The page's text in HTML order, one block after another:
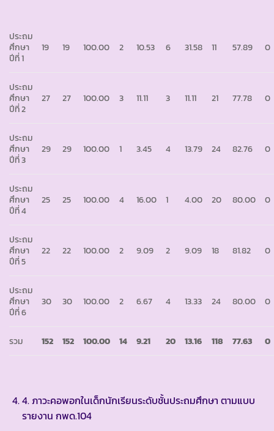
ประถม
ศึกษา
ปีที่ 1
19 19 100.00 2 10.53 6 31.58 11 57.89 0
ประถม
ศึกษา
ปีที่ 2
27 27 100.00 3 11.11 3 11.11 21 77.78 0
ประถม
ศึกษา
ปีที่ 3
29 29 100.00 1 3.45 4 13.79 24 82.76 0
ประถม
ศึกษา
ปีที่ 4
25 25 100.00 4 16.00 1 4.00 20 80.00 0
ประถม
ศึกษา
ปีที่ 5
22 22 100.00 2 9.09 2 9.09 18 81.82 0
ประถม
ศึกษา
ปีที่ 6
30 30 100.00 2 6.67 4 13.33 24 80.00 0
รวม 152 152 100.00 14 9.21 20 13.16 118 77.63 0
4. ภาวะคอพอกในเด็กนักเรียนระดับชั้นประถมศึกษา ตามแบบ
รายงาน กพด.104